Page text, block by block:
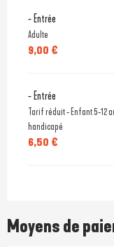
- Entrée
Adulte
9,00 €
- Entrée
Tarif réduit - Enfant 5-12
handicapé
6,50 €
Moyens de